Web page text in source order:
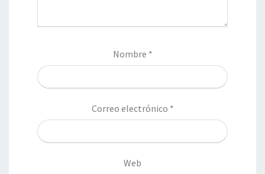
Nombre *
Correo electrónico *
Web